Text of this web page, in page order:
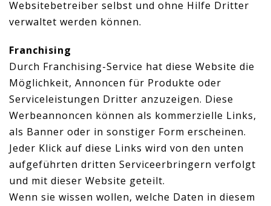
Websitebetreiber selbst und ohne Hilfe Dritter
verwaltet werden können.
Franchising
Durch Franchising-Service hat diese Website die
Möglichkeit, Annoncen für Produkte oder
Serviceleistungen Dritter anzuzeigen. Diese
Werbeannoncen können als kommerzielle Links,
als Banner oder in sonstiger Form erscheinen.
Jeder Klick auf diese Links wird von den unten
aufgeführten dritten Serviceerbringern verfolgt
und mit dieser Website geteilt.
Wenn sie wissen wollen, welche Daten in diesem